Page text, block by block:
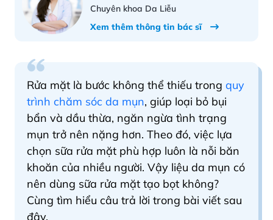
Chuyên khoa Da Liễu
Xem thêm thông tin bác sĩ
Rửa mặt là bước không thể thiếu trong quy
trình chăm sóc da mụn, giúp loại bỏ bụi
bẩn và dầu thừa, ngăn ngừa tình trạng
mụn trở nên nặng hơn. Theo đó, việc lựa
chọn sữa rửa mặt phù hợp luôn là nỗi băn
khoăn của nhiều người. Vậy liệu da mụn có
nên dùng sữa rửa mặt tạo bọt không?
Cùng tìm hiểu câu trả lời trong bài viết sau
đây.